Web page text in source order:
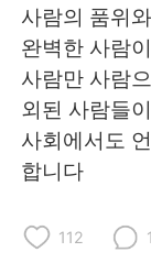
사람의 품위
완벽한 사람
사람만 사람
외된 사람들
사회에서도
합니다
112